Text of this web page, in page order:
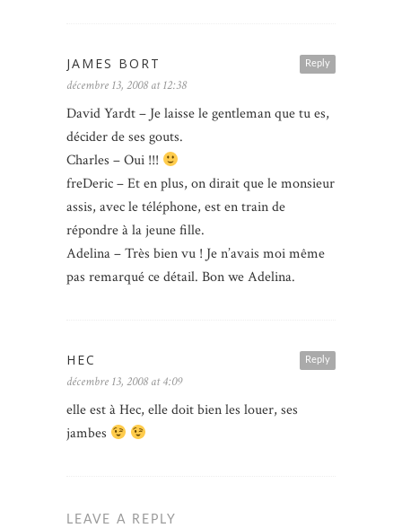
Reply
JAMES BORT
décembre 13, 2008 at 12:38
David Yardt – Je laisse le gentleman que tu es,
décider de ses gouts.
Charles – Oui !!!
freDeric – Et en plus, on dirait que le monsieur
assis, avec le téléphone, est en train de
répondre à la jeune fille.
Adelina – Très bien vu ! Je n’avais moi même
pas remarqué ce détail. Bon we Adelina.
Reply
HEC
décembre 13, 2008 at 4:09
elle est à Hec, elle doit bien les louer, ses
jambes
LEAVE A REPLY